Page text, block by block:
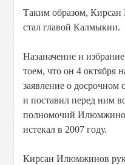
Таким образом,
стал главой Калмыкии.
Назаначение и
тоем, что он 4 октября
заявление о
и поставил перед ним
полномочий
истекал в 2007 году.
Кирсан Илюмжинов